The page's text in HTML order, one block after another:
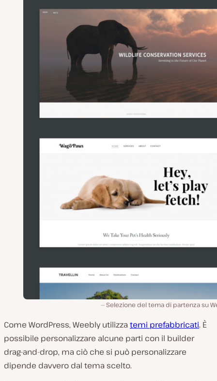
Selezione del tema di partenza su
Come WordPress, Weebly utilizza temi prefabbricati. È
possibile personalizzare alcune parti con il builder
drag-and-drop, ma ciò che si può personalizzare
dipende davvero dal tema scelto.